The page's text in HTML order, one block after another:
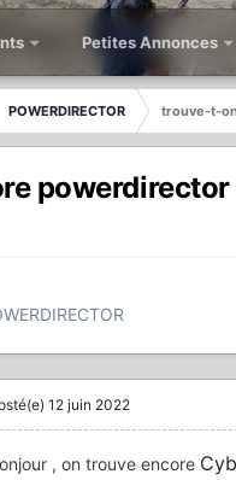
Petites Annonces
POWERDIRECTOR trouve-t-
powerdirector
12 juin 2022
, on trouve encore